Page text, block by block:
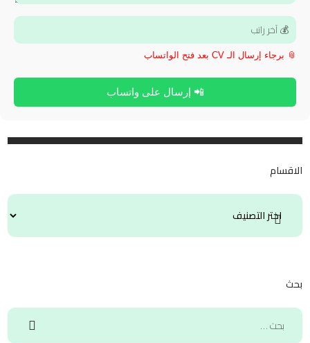
📎 برجاء إرسال الـ CV بعد فتح الواتساب
📲 إرسال على واتساب
الاقسام
بحث